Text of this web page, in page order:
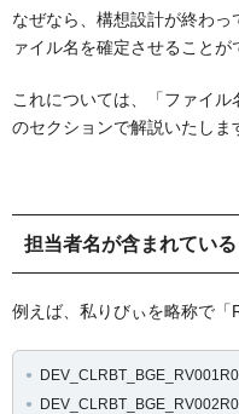
なぜなら、構想設計が終わ
ァイル名を確定させることが
これについては、「ファイル
のセクションで解説いたしま
担当者名が含まれている
例えば、私りびぃを略称で「
DEV_CLRBT_BGE_RV001R0
DEV_CLRBT_BGE_RV002R0